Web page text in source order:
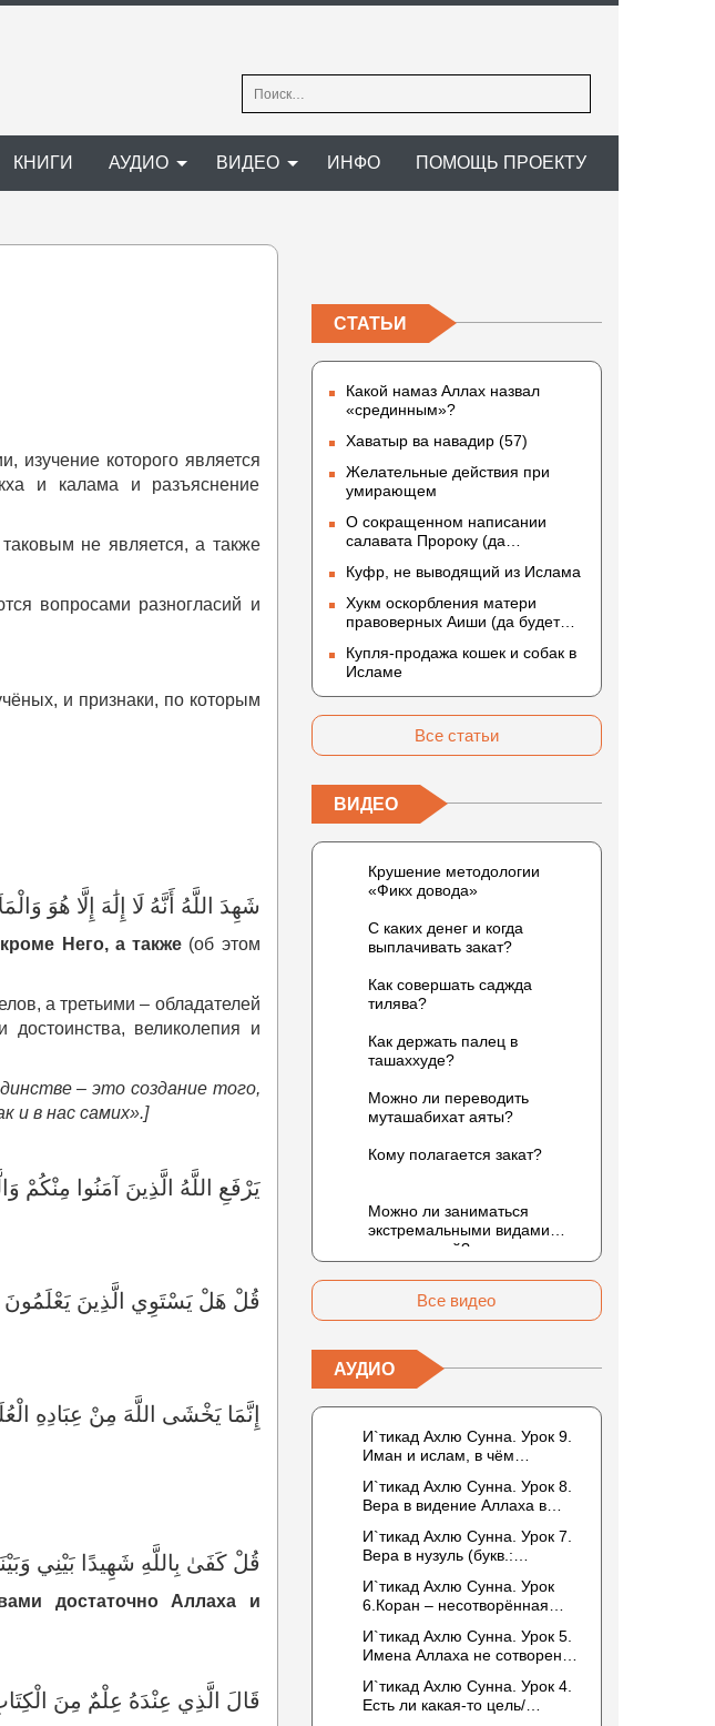
Найти:
КНИГИ АУДИО ВИДЕО ИНФО ПОМОЩЬ ПРОЕКТУ
изучение которого является
и калама и разъяснение
не является, а также
вопросами разногласий и
и признаки, по которым
شَهِدَ اللَّهُ أَنَّهُ لَا إِلَٰهَ إِلَّا هُوَ
Него, а также (об этом
а третьими – обладателей
достоинства, великолепия и
– это создание того,
и в нас самих».]
يَرْفَعِ اللَّهُ الَّذِينَ آمَنُوا مِنْكُمْ
قُلْ هَلْ يَسْتَوِي الَّذِينَ يَعْلَمُونَ
إِنَّمَا يَخْشَى اللَّهَ مِنْ عِبَادِهِ
قُلْ كَفَىٰ بِاللَّهِ شَهِيدًا بَيْنِي
достаточно Аллаха и
قَالَ الَّذِي عِنْدَهُ عِلْمٌ مِنَ
СТАТЬИ
Какой намаз Аллах назвал
«срединным»?
Хаватыр ва навадир (57)
Желательные действия при
умирающем
О сокращенном написании
салавата Пророку (да
приветствует)
Куфр, не выводящий из Ислама
Хукм оскорбления матери
правоверных Аиши (да будет
Купля-продажа кошек и собак в
Исламе
Все статьи
ВИДЕО
Крушение методологии
«Фикх довода»
С каких денег и когда
выплачивать закат?
Как совершать саджда
тилява?
Как держать палец в
ташаххуде?
Можно ли переводить
муташабихат аяты?
Кому полагается закат?
Можно ли заниматься
экстремальными видами
развлечений?
Все видео
АУДИО
И`тикад Ахлю Сунна. Урок 9.
Иман и ислам, в чём
то обитателем Рая или Ада?
И`тикад Ахлю Сунна. Урок 8.
Вера в видение Аллаха в
Отрицание телесности Абу
Бакром аль-Исмаили.
Отрицание телесности в
книге Усмана ибн Саида ад-
Дарими. Иман – это слова,
дела и познание
И`тикад Ахлю Сунна. Урок 7.
Вера в нузуль (букв.:
Усмана ибн Саида ад-Дарими
о нузуле. Считал ли ад-
Дарими, что Аллах
описывается физическим
И`тикад Ахлю Сунна. Урок
6.Коран – несотворённая
Корана сотворено?
Предопределение судьбы
И`тикад Ахлю Сунна. Урок 5.
Имена Аллаха не сотворены.
сифатов. Описание Аллаха
сифатом «вадж» (букв.: лик)
И`тикад Ахлю Сунна. Урок 4.
Есть ли какая-то цель/